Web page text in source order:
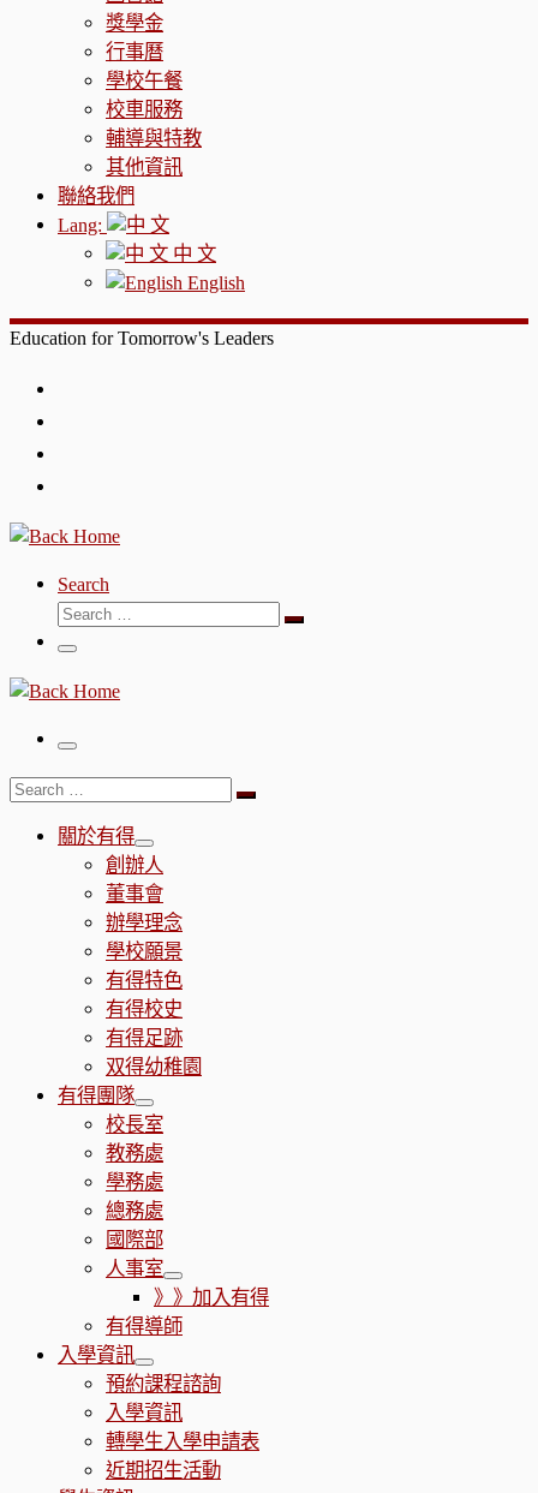
獎學金
行事曆
學校午餐
校車服務
輔導與特教
其他資訊
聯絡我們
Lang:
中 文
English
Education for Tomorrow's Leaders
Search
Search
Search
Menu
Menu
Search
Search
關於有得
創辦人
董事會
辦學理念
學校願景
有得特色
有得校史
有得足跡
双得幼稚園
有得團隊
校長室
教務處
學務處
總務處
國際部
人事室
》》加入有得
有得導師
入學資訊
預約課程諮詢
入學資訊
轉學生入學申請表
近期招生活動